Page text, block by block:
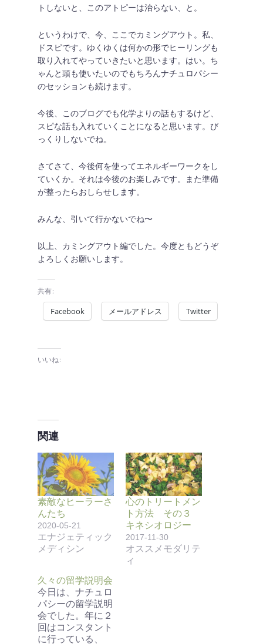
トしないと、このアトピーは治らない、と。
というわけで、今、ここでカミングアウト。私、
ドスピです。ゆくゆくは何かの形でヒーリングも
取り入れてやっていきたいと思います。はい。ち
ゃんと頭も使いたいのでもちろんナチュロパシー
のセッションも続けます。
今後、このブログでも化学よりの話もするけど、
スピな話も入れていくことになると思います。び
っくりしないでね。
さてさて、今後何を使ってエネルギーワークをし
ていくか。それは今後のお楽しみです。また準備
が整ったらおしらせします。
みんな、引いて行かないでね〜
以上、カミングアウト編でした。今度ともどうぞ
よろしくお願いします。
共有:
Facebook メールアドレス Twitter
いいね:
関連
素敵なヒーラーさ
んたち
2020-05-21
エナジェティック
メディシン
心のトリートメン
ト方法 その３
キネシオロジー
2017-11-30
オススメモダリテ
ィ
久々の留学説明会
今日は、ナチュロ
パシーの留学説明
会でした。年に２
回はコンスタント
に行っている、